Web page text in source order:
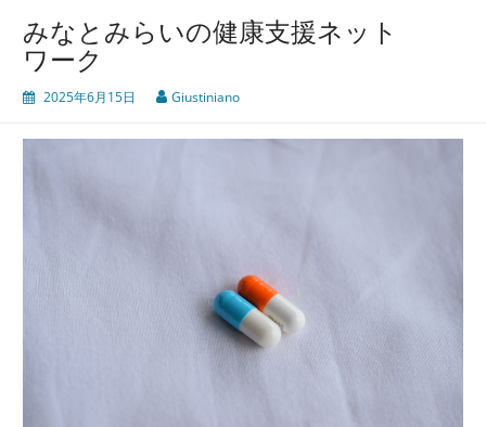
みなとみらいの健康支援ネット
ワーク
2025年6月15日 Giustiniano